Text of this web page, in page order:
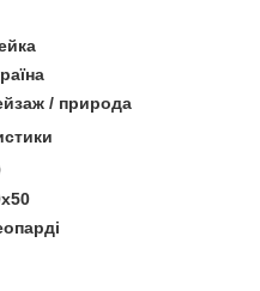
/ природа